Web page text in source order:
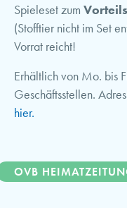
Spieleset zum
(Stofftier nicht im Set
Vorrat reicht!
Erhältlich von Mo. bis
Geschäftsstellen.
hier.
OVB